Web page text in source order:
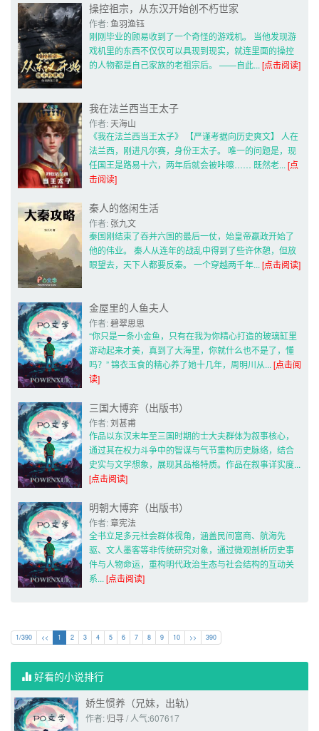
操控祖宗，从东汉开始创不朽世家
作者: 鱼羽渔钰
刚刚毕业的顾易收到了一个奇怪的游戏机。 当他发现游
戏机里的东西不仅仅可以具现到现实，就连里面的操控
的人物都是自己家族的老祖宗后。 ——自此... [点击阅读]
我在法兰西当王太子
作者: 天海山
《我在法兰西当王太子》 【严谨考据向历史爽文】 人在
法兰西，刚进凡尔赛，身份王太子。 唯一的问题是，现
任国王是路易十六，两年后就会被咔嚓…… 既然老... [点
击阅读]
秦人的悠闲生活
作者: 张九文
秦国刚结束了吞并六国的最后一仗，始皇帝嬴政开始了
他的伟业。 秦人从连年的战乱中得到了些许休憩，但放
眼望去，天下人都要反秦。 一个穿越两千年... [点击阅读]
金屋里的人鱼夫人
作者: 碧翠思思
“你只是一条小金鱼，只有在我为你精心打造的玻璃缸里
游动起来才美，真到了大海里，你就什么也不是了，懂
吗？” 锦衣玉食的精心养了她十几年，周明川从... [点击阅
读]
三国大博弈（出版书）
作者: 刘甚甫
作品以东汉末年至三国时期的士大夫群体为叙事核心，
通过其在权力斗争中的智谋与气节重构历史脉络，结合
史实与文学想象，展现其品格特质。作品在叙事详实度...
[点击阅读]
明朝大博弈（出版书）
作者: 章宪法
全书立足多元社会群体视角，涵盖民间富商、航海先
驱、文人墨客等非传统研究对象，通过微观剖析历史事
件与人物命运，重构明代政治生态与社会结构的互动关
系... [点击阅读]
1/390 << 1 2 3 4 5 6 7 8 9 10 >> 390
好看的小说排行
娇生惯养（兄妹，出轨）
作者: 归寻/ 人气:607617